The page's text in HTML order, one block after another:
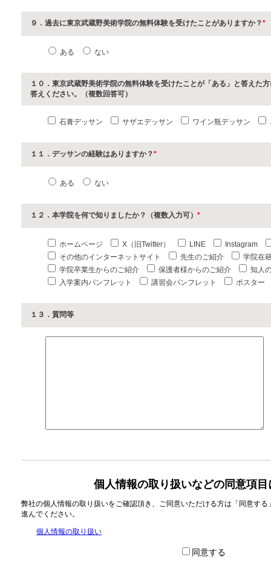
９．過去に東京武蔵野美術学院の無料体験を受けたことがありますか？*
ある ない
１０．東京武蔵野美術学院の無料体験を受けたことが「ある」と答えた
答えください。（複数回答可）
石膏デッサン サザエデッサン ワイン瓶デッサン
１１．デッサンの経験はありますか？*
ある ない
１２．本学院を何で知りましたか？（複数入力可） *
ホームページ X（旧Twitter） LINE
Instagram
その他のインターネットサイト
先生のご紹介
学院在
学院卒業生からのご紹介
保護者様からのご紹介
知人
入学案内パンフレット
講習会パンフレット ポスター
１３．質問等
個人情報の取り扱いなどの同意項目
弊社の個人情報の取り扱いをご確認頂き、ご同意いただける方は「同意す
進んでください。
個人情報の取り扱い
同意する